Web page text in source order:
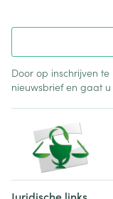
Door op inschrijven te
nieuwsbrief en gaat